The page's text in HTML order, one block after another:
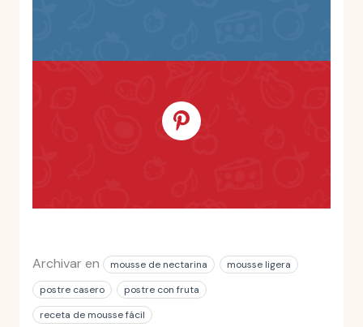
Archivar en mousse de nectarina
mousse ligera
postre casero
postre con fruta
receta de mousse fácil